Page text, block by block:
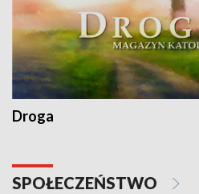
Droga
SPOŁECZEŃSTWO